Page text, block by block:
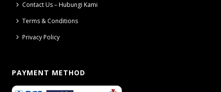
Contact Us – Hubungi Kami
Terms & Conditions
Privacy Policy
PAYMENT METHOD